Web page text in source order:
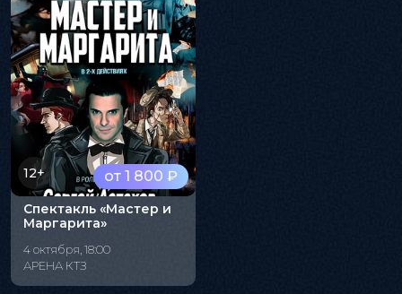
от 1 800 ₽
12+
Спектакль «Мастер и
Маргарита»
4 октября, 18:00
АРЕНА КТЗ